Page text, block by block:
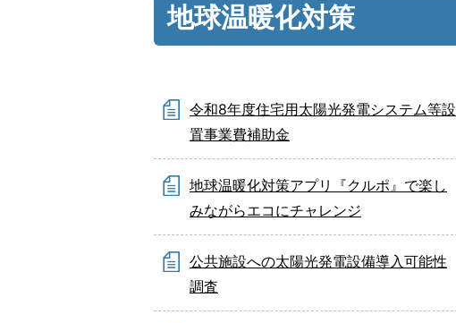
地球温暖化対策
令和8年度住宅用太陽光発電システム等設
置事業費補助金
地球温暖化対策アプリ『クルポ』で楽し
みながらエコにチャレンジ
公共施設への太陽光発電設備導入可能性
調査